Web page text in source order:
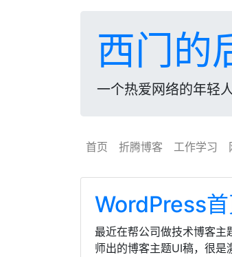
西门的
一个热爱网络的年轻
首页 折腾博客 工作学习
WordPress首
最近在帮公司做技术博客
师出的博客主题UI稿，很